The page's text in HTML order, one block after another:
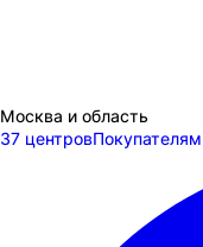
Москва и область
37 центровПокупателям